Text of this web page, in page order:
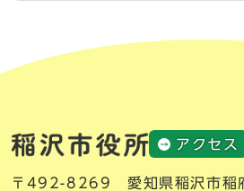
アクセス
〒492-8269 愛知県稲沢市稲